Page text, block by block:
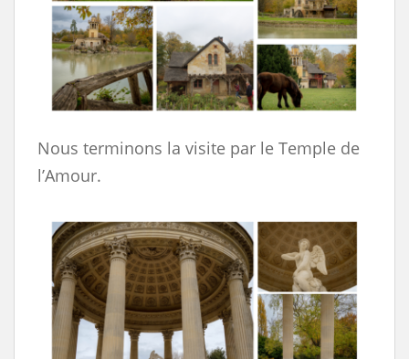
Nous terminons la visite par le Temple de
l’Amour.